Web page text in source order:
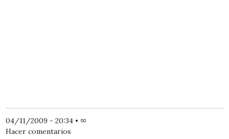
04/11/2009 - 20:34 • ∞
Hacer comentarios